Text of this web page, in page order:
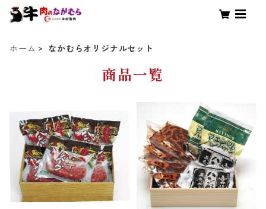
ホーム なかむらオリジナルセット
商品一覧